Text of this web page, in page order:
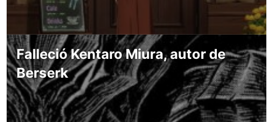
Falleció Kentaro Miura, autor de
Berserk